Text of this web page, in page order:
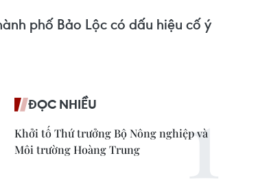
phố Bảo Lộc có dấu hiệu cố ý
ĐỌC NHIỀU
Khởi tố Thứ trưởng Bộ Nông nghiệp và
Môi trường Hoàng Trung